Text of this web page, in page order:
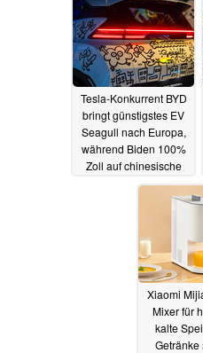
Tesla-Konkurrent BYD
bringt günstigstes EV
Seagull nach Europa,
während Biden 100%
Zoll auf chinesische
Autos plant12.05.2024
Xiaomi
Mixer für
kalte
Getränke